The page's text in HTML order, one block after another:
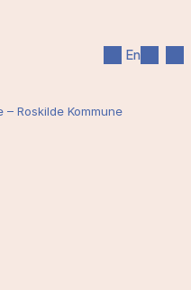
En
– Roskilde Kommune